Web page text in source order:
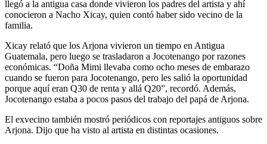
llegó a la antigua casa donde vivieron los padres del artista y ahí
conocieron a Nacho Xicay, quien contó haber sido vecino de la
familia.
Xicay relató que los Arjona vivieron un tiempo en Antigua
Guatemala, pero luego se trasladaron a Jocotenango por razones
económicas. “Doña Mimi llevaba como ocho meses de embarazo
cuando se fueron para Jocotenango, pero les salió la oportunidad
porque aquí eran Q30 de renta y allá Q20”, recordó. Además,
Jocotenango estaba a pocos pasos del trabajo del papá de Arjona.
El exvecino también mostró periódicos con reportajes antiguos sobre
Arjona. Dijo que ha visto al artista en distintas ocasiones.